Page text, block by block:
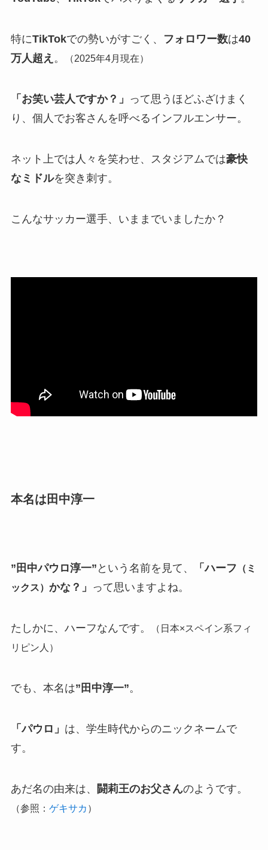
特にTikTokでの勢いがすごく、 フォロワー数は40
万人超え 。 （2025年4月現在）
「お笑い芸人ですか？」 って思うほどふざけまく
り、個人でお客さんを呼べるインフルエンサー。
ネット上では人々を笑わせ、スタジアムでは豪快
なミドルを突き刺す。
こんなサッカー選手、いままでいましたか？
本名は田中淳一
”田中パウロ淳一” という名前を見て、 「ハーフ （ミ
ックス） かな？」 って思いますよね。
たしかに、ハーフなんです。
（日本×スペイン系フィ
リピン人）
でも、本名は”田中淳一”。
「パウロ」 は、学生時代からのニックネームで
す。
あだ名の由来は、 闘莉王のお父さんのようです。
（参照： ゲキサカ ）